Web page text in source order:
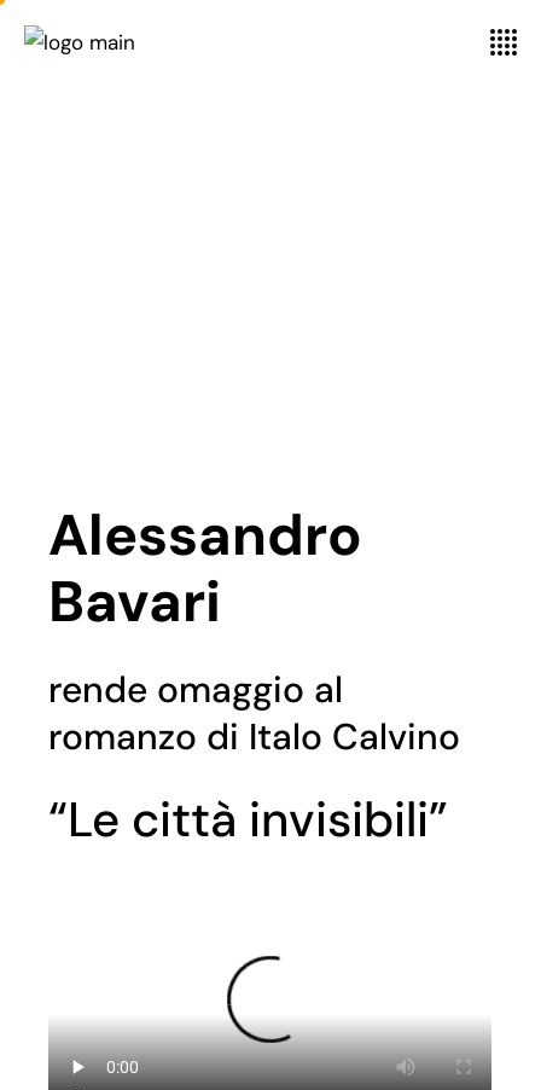
Alessandro
Bavari
rende omaggio al
romanzo di Italo Calvino
“Le città invisibili”